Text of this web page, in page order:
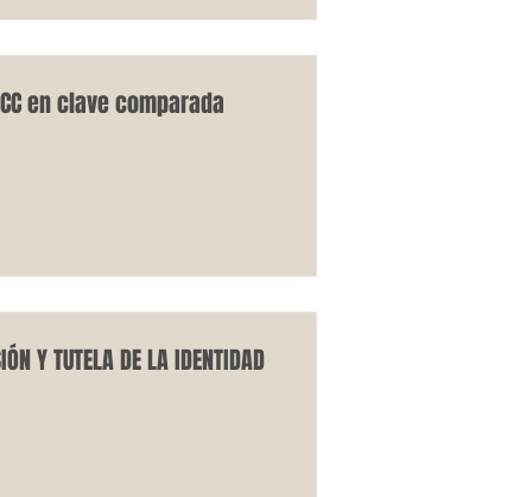
en clave comparada
Y TUTELA DE LA IDENTIDAD